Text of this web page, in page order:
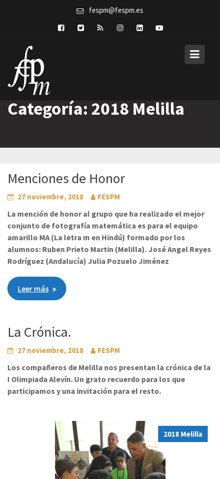
fespm@fespm.es
Categoría: 2018 Melilla
Menciones de Honor
27 noviembre, 2018 FESPM
La mención de honor al grupo que ha realizado el mejor
conjunto de fotografía matemática es para el equipo
amarillo MA (La letra m en Hindú) formado por los
alumnos: Ruben Prieto Martin (Melilla). José Angel Reyes
Rodríguez (Andalucía) Julia Pozuelo Jiménez
Leer más
La Crónica.
27 noviembre, 2018 FESPM
Los compañeros de Melilla nos presentan la crónica de la
I Olimpiada Alevín. Un grato recuerdo para los que
participamos y una invitación para el resto.
2018 Melilla